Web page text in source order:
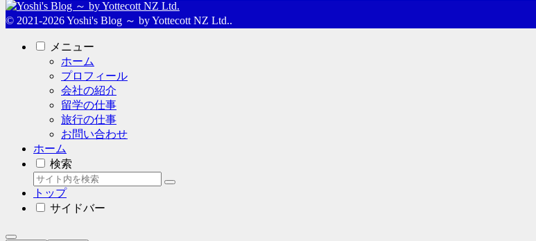
© 2021-2026 Yoshi's Blog ～ by Yottecott NZ Ltd..
メニュー
ホーム
プロフィール
会社の紹介
留学の仕事
旅行の仕事
お問い合わせ
ホーム
検索
トップ
サイドバー